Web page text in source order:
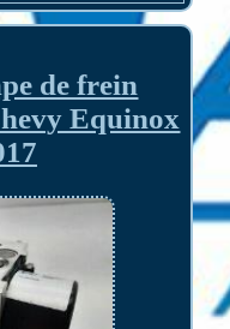
de frein
Equinox